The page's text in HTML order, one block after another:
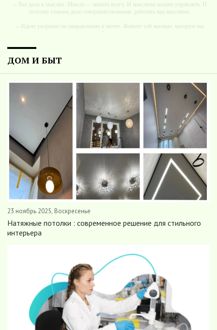
-- Все дело в мыслях. Мысль — начало всего. И мыслями можно управлять. И
поэтому главное дело совершенствования: работать над мыслями.
-- Идите уверенно по направлению к мечте. Живите той жизнью, которую вы
-- Самое большое богатство — это ум. Самая большая нищета — глупость. Из
-- Люблю давать советы и очень не люблю, когда их дают мне.
ДОМ И БЫТ
23 ноябрь 2025, Воскресенье
Натяжные потолки : современное решение для стильного
интерьера